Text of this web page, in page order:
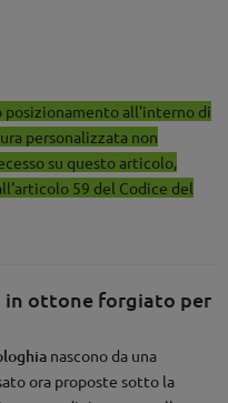
all'interno di
personalizzata non
su questo articolo,
59 del Codice del
in ottone forgiato per
nascono da una
ora proposte sotto la